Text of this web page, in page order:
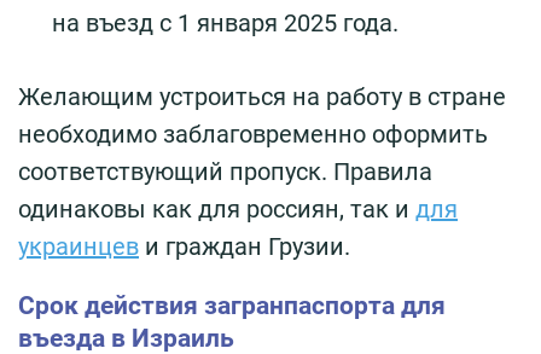
на въезд с 1 января 2025 года.
Желающим устроиться на работу в стране
необходимо заблаговременно оформить
соответствующий пропуск. Правила
одинаковы как для россиян, так и для
украинцев и граждан Грузии.
Срок действия загранпаспорта для
въезда в Израиль